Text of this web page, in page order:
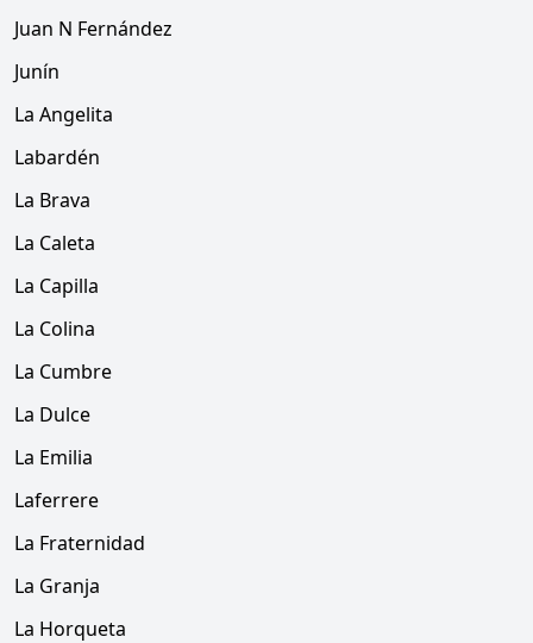
Juan N Fernández
Junín
La Angelita
Labardén
La Brava
La Caleta
La Capilla
La Colina
La Cumbre
La Dulce
La Emilia
Laferrere
La Fraternidad
La Granja
La Horqueta